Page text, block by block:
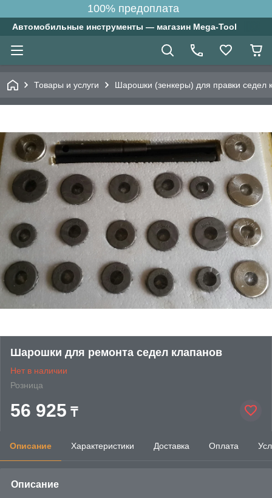
100% предоплата
Автомобильные инструменты — магазин Mega-Tool
Товары и услуги Шарошки (зенкеры) для правки седел
Шарошки для ремонта седел клапанов
Нет в наличии
Розница
56 925 ₸
Описание Характеристики Доставка Оплата
Описание